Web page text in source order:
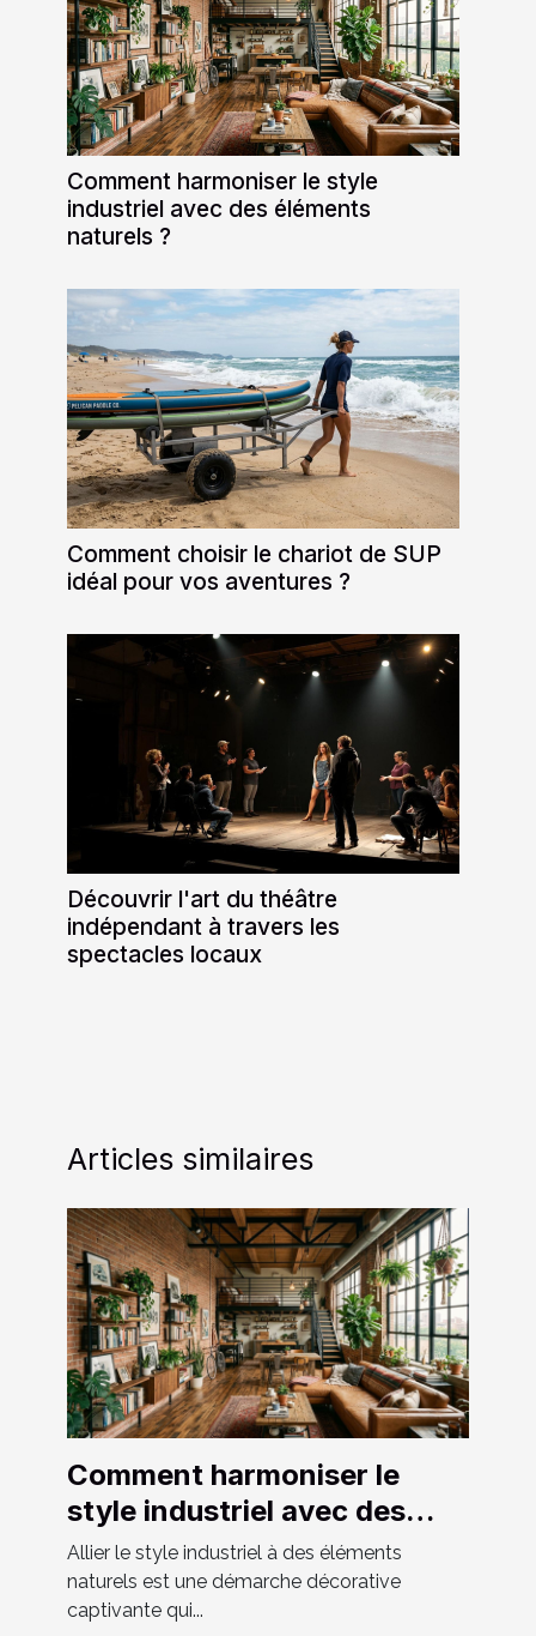
Comment harmoniser le style
industriel avec des éléments
naturels ?
Comment choisir le chariot de SUP
idéal pour vos aventures ?
Découvrir l'art du théâtre
indépendant à travers les
spectacles locaux
Articles similaires
Comment harmoniser le
style industriel avec des
éléments naturels ?
Allier le style industriel à des éléments
naturels est une démarche décorative
captivante qui...